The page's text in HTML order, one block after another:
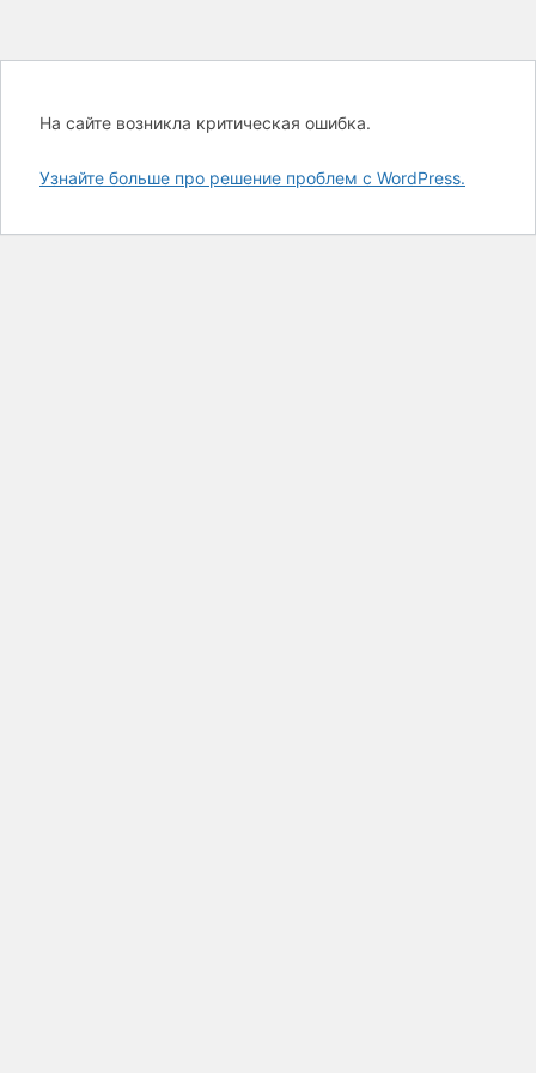
На сайте возникла критическая ошибка.
Узнайте больше про решение проблем с WordPress.